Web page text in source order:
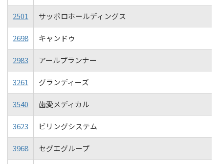
2501 サッポロホールディングス
2698 キャンドゥ
2983 アールプランナー
3261 グランディーズ
3540 歯愛メディカル
3623 ビリングシステム
3968 セグエグループ